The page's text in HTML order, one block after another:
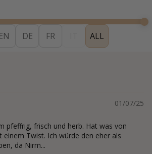
EN DE FR ALL
01/07/25
pfeffrig, frisch und herb. Hat was von
einem Twist. Ich würde den eher als
da Nirm...